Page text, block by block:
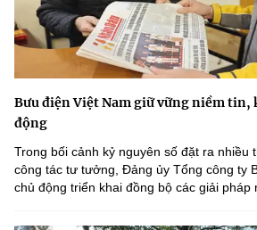
Bưu điện Việt Nam giữ vững niềm tin,
động
Trong bối cảnh kỷ nguyên số đặt ra nhiều
công tác tư tưởng, Đảng ủy Tổng công ty
chủ động triển khai đồng bộ các giải pháp